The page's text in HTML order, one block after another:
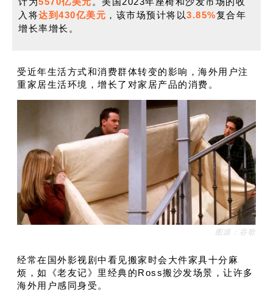
入将达到430亿美元 ，该市场预计将以3.85%复合年
增长率增长。
受近年生活方式和消费群体转变的影响，海外用户注
重家居生活环境，增长了对家居产品的消费。
图源：谷歌
经常在国外影视剧中看见搬家时会大件家具十分麻
烦，如《老友记》里经典的Ross搬沙发场景，让许多
海外用户感同身受。